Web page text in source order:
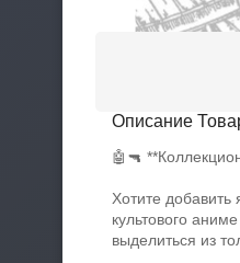
Описание
🤖🔫
Хотите добавить
культового
выделиться из